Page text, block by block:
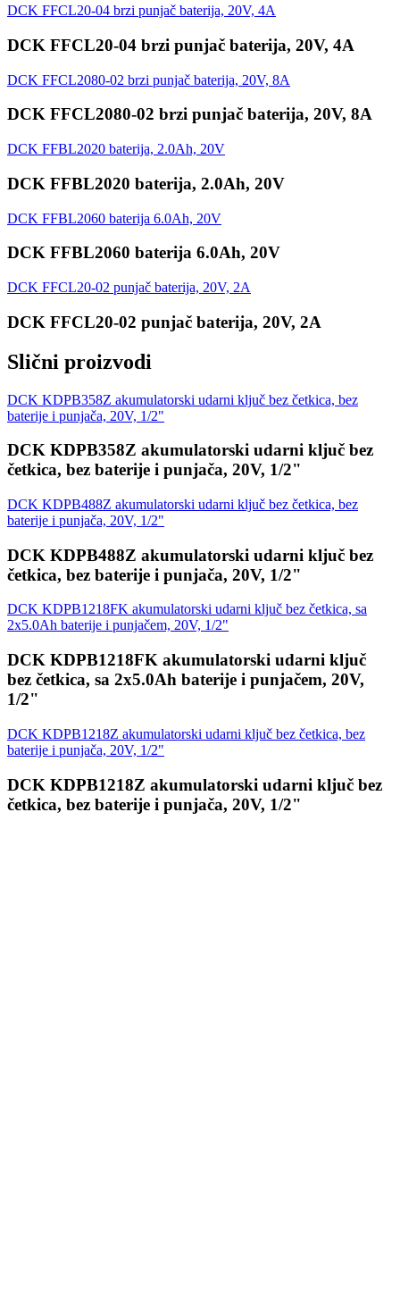
DCK FFCL20-04 brzi punjač baterija, 20V, 4A
DCK FFCL20-04 brzi punjač baterija, 20V, 4A
DCK FFCL2080-02 brzi punjač baterija, 20V, 8A
DCK FFCL2080-02 brzi punjač baterija, 20V, 8A
DCK FFBL2020 baterija, 2.0Ah, 20V
DCK FFBL2020 baterija, 2.0Ah, 20V
DCK FFBL2060 baterija 6.0Ah, 20V
DCK FFBL2060 baterija 6.0Ah, 20V
DCK FFCL20-02 punjač baterija, 20V, 2A
DCK FFCL20-02 punjač baterija, 20V, 2A
Slični proizvodi
DCK KDPB358Z akumulatorski udarni ključ bez četkica, bez
baterije i punjača, 20V, 1/2"
DCK KDPB358Z akumulatorski udarni ključ bez
četkica, bez baterije i punjača, 20V, 1/2"
DCK KDPB488Z akumulatorski udarni ključ bez četkica, bez
baterije i punjača, 20V, 1/2"
DCK KDPB488Z akumulatorski udarni ključ bez
četkica, bez baterije i punjača, 20V, 1/2"
DCK KDPB1218FK akumulatorski udarni ključ bez četkica, sa
2x5.0Ah baterije i punjačem, 20V, 1/2"
DCK KDPB1218FK akumulatorski udarni ključ
bez četkica, sa 2x5.0Ah baterije i punjačem, 20V,
1/2"
DCK KDPB1218Z akumulatorski udarni ključ bez četkica, bez
baterije i punjača, 20V, 1/2"
DCK KDPB1218Z akumulatorski udarni ključ bez
četkica, bez baterije i punjača, 20V, 1/2"